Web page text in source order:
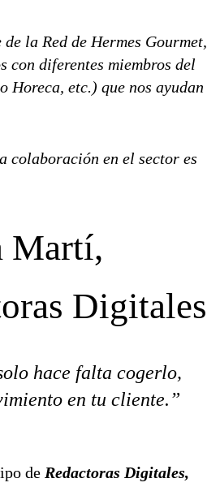
la Red de Hermes Gourmet,
con diferentes miembros del
Horeca, etc.) que nos ayudan
colaboración en el sector es
Martí,
Digitales
hace falta cogerlo,
en tu cliente.”
de Redactoras Digitales,